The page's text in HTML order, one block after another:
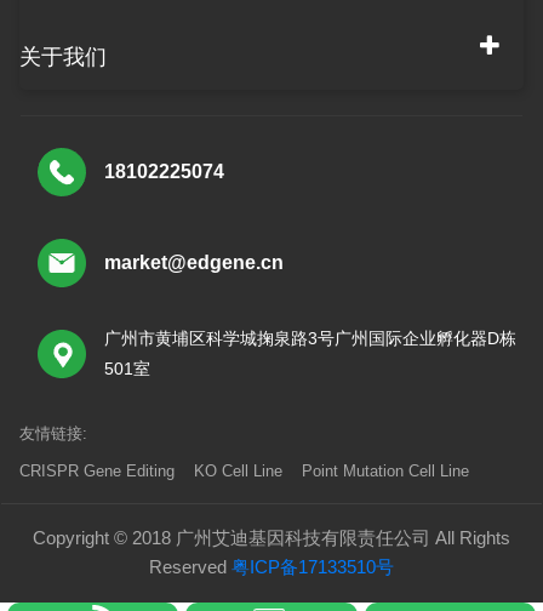
关于我们
18102225074
market@edgene.cn
广州市黄埔区科学城掬泉路3号广州国际企业孵化器D栋
501室
友情链接:
CRISPR Gene Editing KO Cell Line Point Mutation Cell Line
Copyright © 2018 广州艾迪基因科技有限责任公司 All Rights
Reserved 粤ICP备17133510号